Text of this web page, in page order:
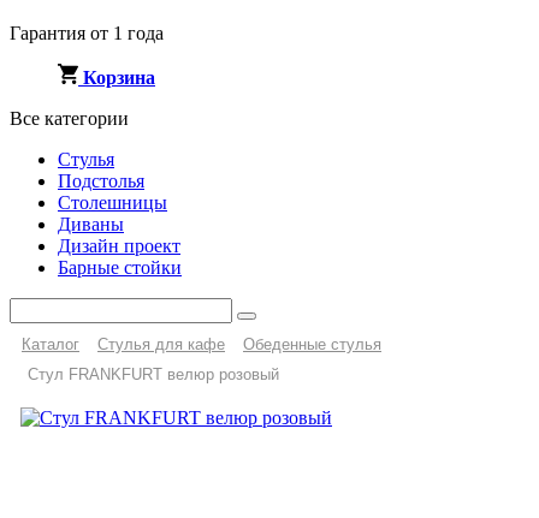
Гарантия от 1 года
Корзина
Все категории
Стулья
Подстолья
Столешницы
Диваны
Дизайн проект
Барные стойки
Каталог Стулья для кафе
Обеденные стулья
Стул FRANKFURT велюр розовый